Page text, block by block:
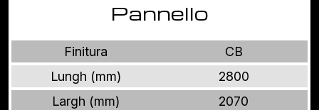
Pannello
Finitura
CB
Lungh (mm)
2800
Largh (mm)
2070